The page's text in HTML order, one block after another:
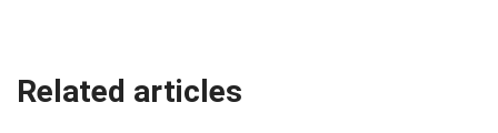
Related articles